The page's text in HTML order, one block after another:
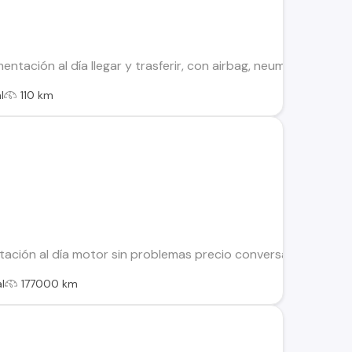
al día llegar y trasferir, con airbag, neumáticos
110 km
al día motor sin problemas precio conversable
177000 km